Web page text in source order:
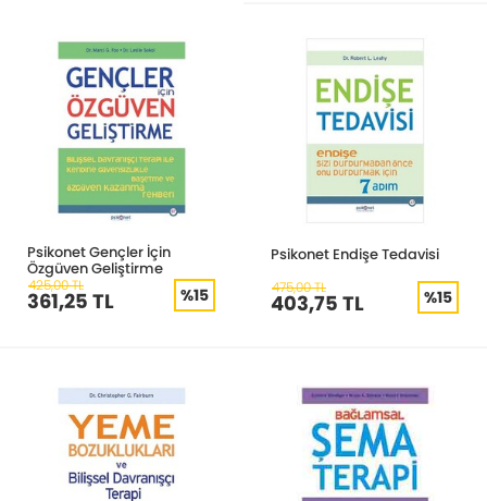
Psikonet Gençler İçin
Özgüven Geliştirme
425,00 TL
361,25 TL %15
Psikonet Endişe Tedavisi
475,00 TL
403,75 TL %15